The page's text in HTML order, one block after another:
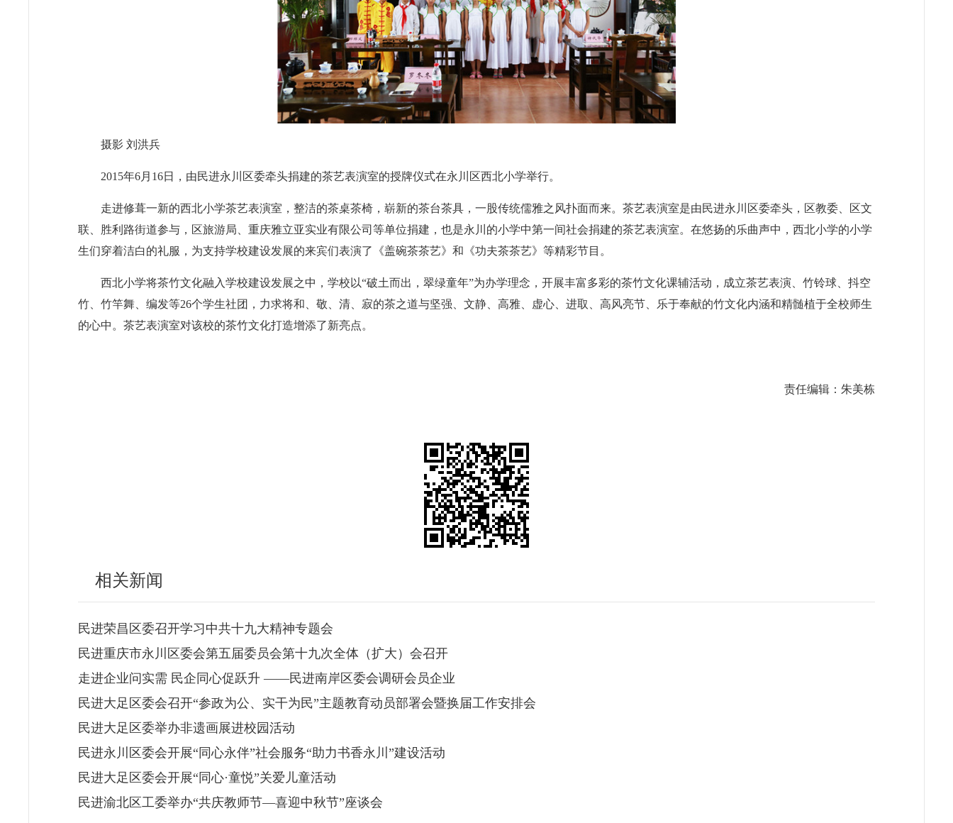
摄影 刘洪兵
2015年6月16日，由民进永川区委牵头捐建的茶艺表演室的授牌仪式在永川区西北小学举行。
走进修葺一新的西北小学茶艺表演室，整洁的茶桌茶椅，崭新的茶台茶具，一股传统儒雅之风扑面而来。茶艺表演室是由民进永川区委牵头，区教委、区文
联、胜利路街道参与，区旅游局、重庆雅立亚实业有限公司等单位捐建，也是永川的小学中第一间社会捐建的茶艺表演室。在悠扬的乐曲声中，西北小学的小学
生们穿着洁白的礼服，为支持学校建设发展的来宾们表演了《盖碗茶茶艺》和《功夫茶茶艺》等精彩节目。
西北小学将茶竹文化融入学校建设发展之中，学校以“破土而出，翠绿童年”为办学理念，开展丰富多彩的茶竹文化课辅活动，成立茶艺表演、竹铃球、抖空
竹、竹竿舞、编发等26个学生社团，力求将和、敬、清、寂的茶之道与坚强、文静、高雅、虚心、进取、高风亮节、乐于奉献的竹文化内涵和精髄植于全校师生
的心中。茶艺表演室对该校的茶竹文化打造增添了新亮点。
责任编辑：朱美栋
相关新闻
民进荣昌区委召开学习中共十九大精神专题会
民进重庆市永川区委会第五届委员会第十九次全体（扩大）会召开
走进企业问实需 民企同心促跃升 ——民进南岸区委会调研会员企业
民进大足区委会召开“参政为公、实干为民”主题教育动员部署会暨换届工作安排会
民进大足区委举办非遗画展进校园活动
民进永川区委会开展“同心永伴”社会服务“助力书香永川”建设活动
民进大足区委会开展“同心·童悦”关爱儿童活动
民进渝北区工委举办“共庆教师节—喜迎中秋节”座谈会